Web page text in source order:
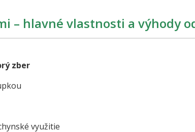
– hlavné vlastnosti a výhody
zber
využitie